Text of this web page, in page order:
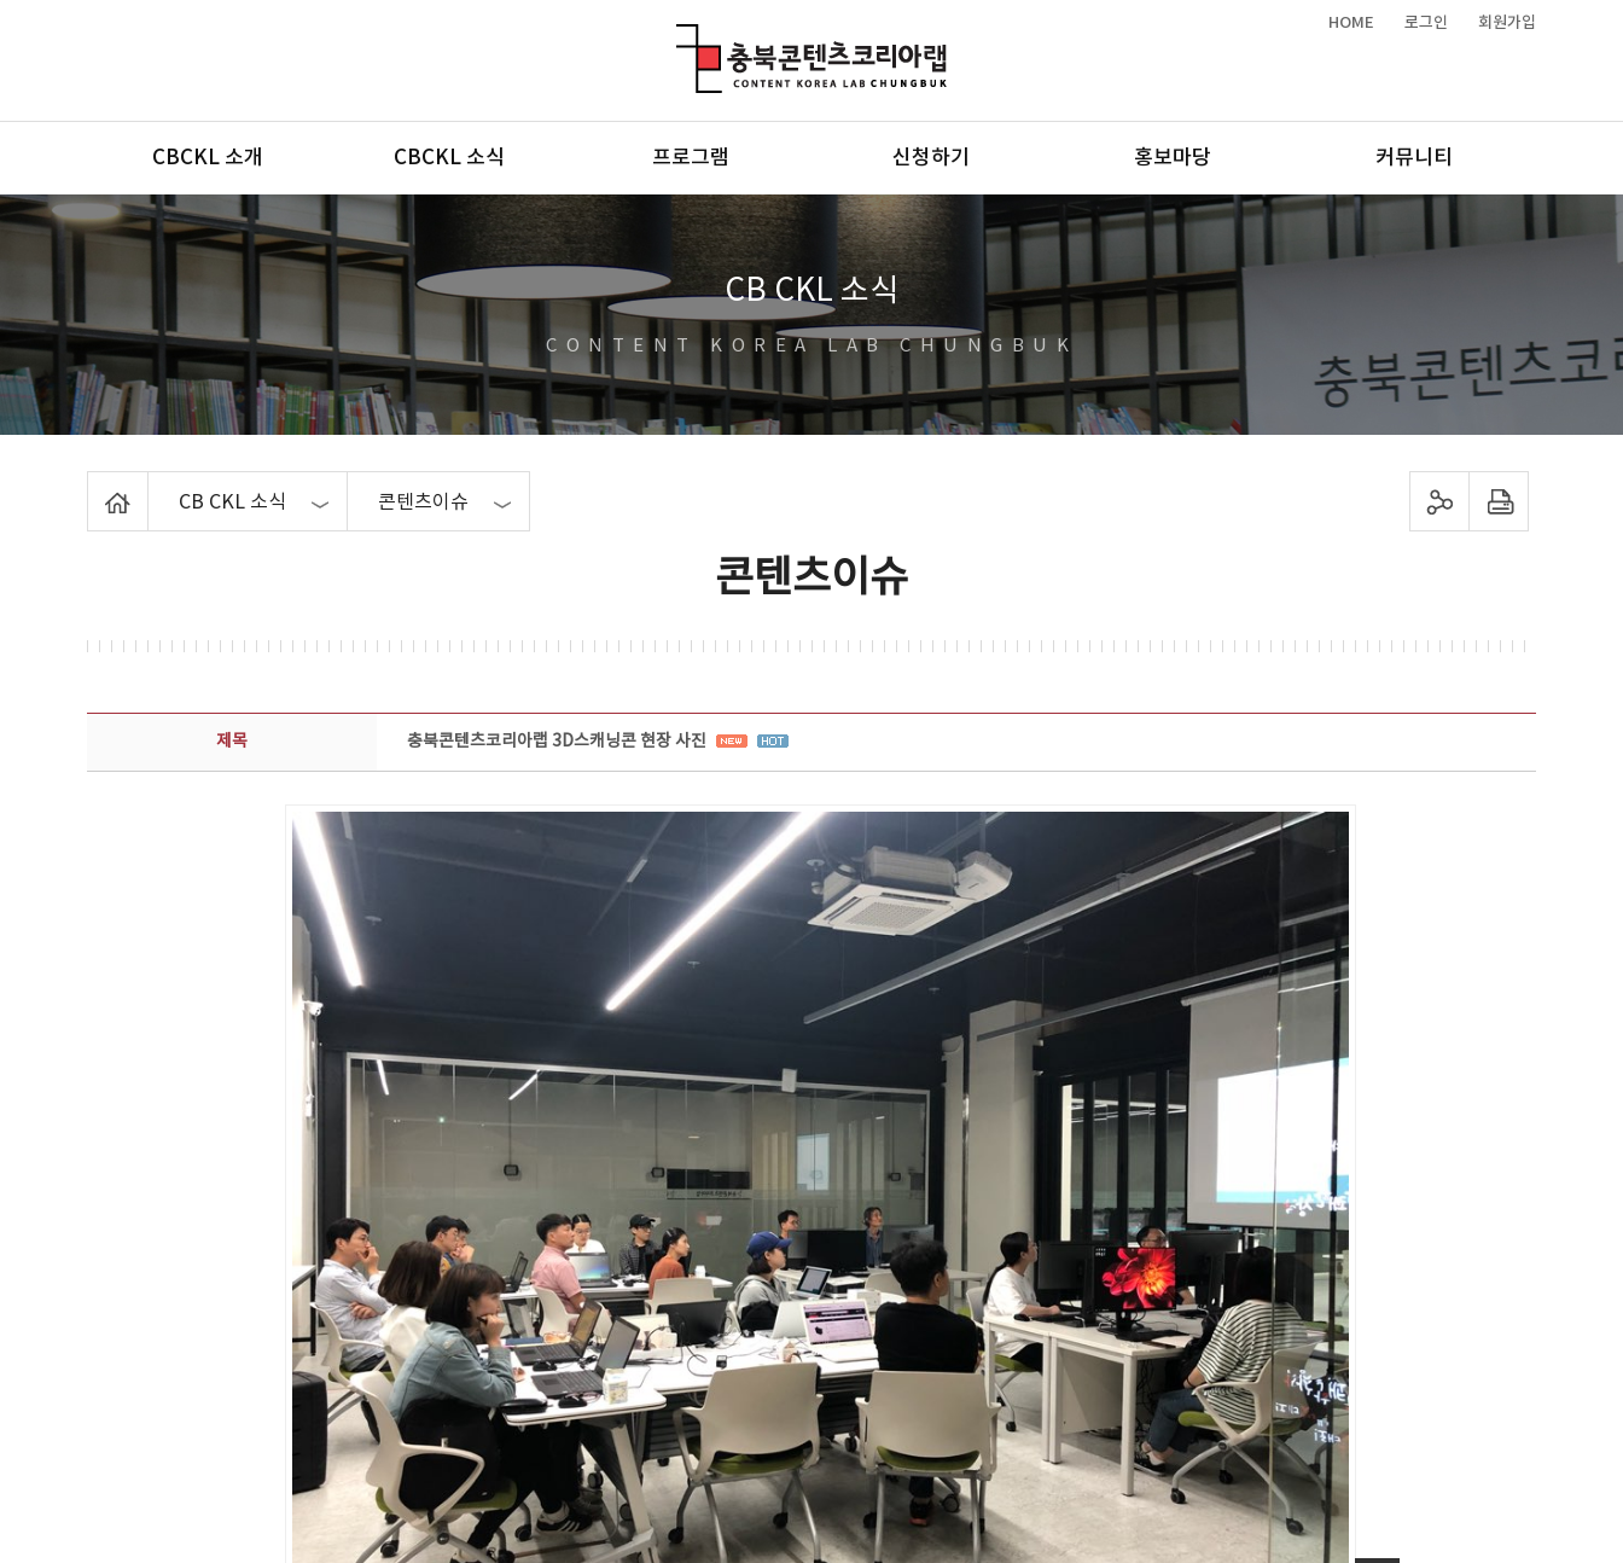
HOME 로그인 회원가입
메뉴
CBCKL 소개 CBCKL 소식 프로그램 신청하기 홍보마당 커뮤니티
CB CKL 소식
CONTENT KOREA LAB CHUNGBUK
CB CKL 소식 콘텐츠이슈 sns 공유하기 프린트하기
콘텐츠이슈
콘텐츠이슈 상세보기 - 제목, 담당부서, 담당자, 담당연락처, 내용, 첨부파일 정보 제공
제목 충북콘텐츠코리아랩 3D스캐닝콘 현장 사진